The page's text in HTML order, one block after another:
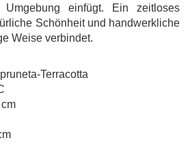
einfügt. Ein zeitloses
Schönheit und handwerkliche
Weise verbindet.
Terracotta